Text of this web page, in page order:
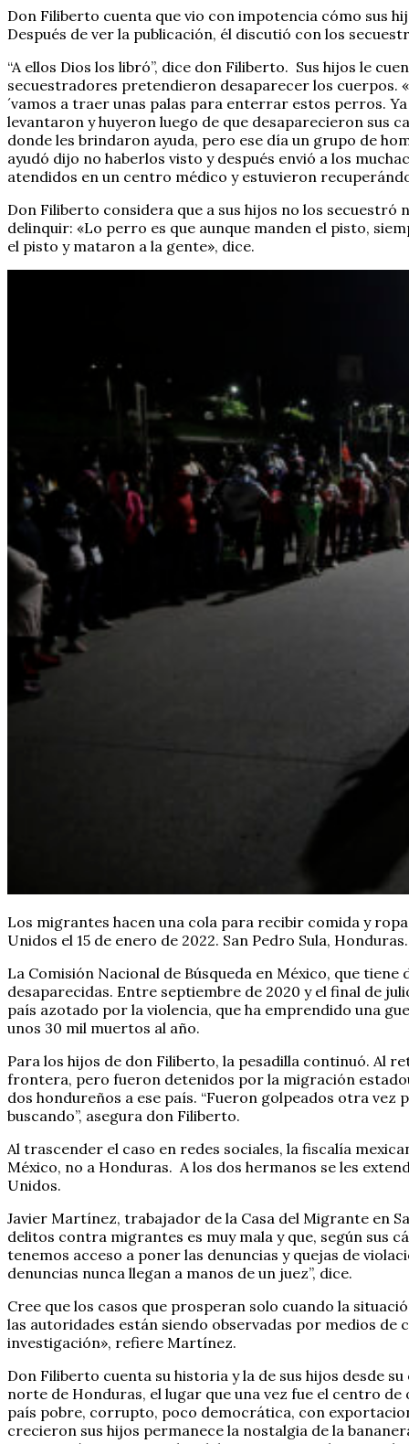
Don Filiberto cuenta que vio con impotencia cómo sus
Después de ver la publicación, él discutió con los
“A ellos Dios los libró”, dice don Filiberto. Sus hijos le
secuestradores pretendieron desaparecer los cuerpos.
´vamos a traer unas palas para enterrar estos perros.
levantaron y huyeron luego de que desaparecieron sus
donde les brindaron ayuda, pero ese día un grupo de
ayudó dijo no haberlos visto y después envió a los
atendidos en un centro médico y estuvieron
Don Filiberto considera que a sus hijos no los secuestró
delinquir: «Lo perro es que aunque manden el pisto,
el pisto y mataron a la gente», dice.
Los migrantes hacen una cola para recibir comida y
Unidos el 15 de enero de 2022. San Pedro Sula,
La Comisión Nacional de Búsqueda en México, que
desaparecidas. Entre septiembre de 2020 y el final de
país azotado por la violencia, que ha emprendido una
unos 30 mil muertos al año.
Para los hijos de don Filiberto, la pesadilla continuó. Al
frontera, pero fueron detenidos por la migración
dos hondureños a ese país. “Fueron golpeados otra
buscando”, asegura don Filiberto.
Al trascender el caso en redes sociales, la fiscalía
México, no a Honduras. A los dos hermanos se les
Unidos.
Javier Martínez, trabajador de la Casa del Migrante en
delitos contra migrantes es muy mala y que, según sus
tenemos acceso a poner las denuncias y quejas de
denuncias nunca llegan a manos de un juez”, dice.
Cree que los casos que prosperan solo cuando la
las autoridades están siendo observadas por medios
investigación», refiere Martínez.
Don Filiberto cuenta su historia y la de sus hijos desde
norte de Honduras, el lugar que una vez fue el centro de
país pobre, corrupto, poco democrática, con
crecieron sus hijos permanece la nostalgia de la